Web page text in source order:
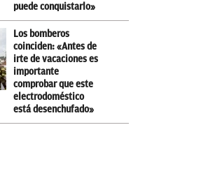
puede conquistarlo»
Los bomberos
coinciden: «Antes de
irte de vacaciones es
importante
comprobar que este
electrodoméstico
está desenchufado»